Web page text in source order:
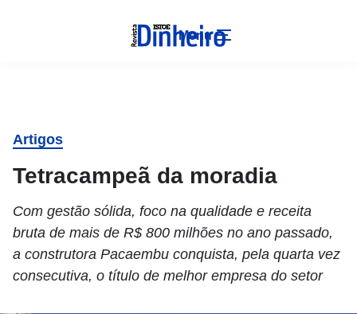
Menu
Artigos
Tetracampeã da moradia
Com gestão sólida, foco na qualidade e receita
bruta de mais de R$ 800 milhões no ano passado,
a construtora Pacaembu conquista, pela quarta vez
consecutiva, o título de melhor empresa do setor